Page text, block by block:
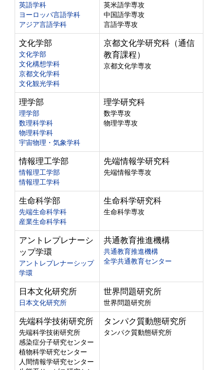
英語学科
ヨーロッパ言語学科
アジア言語学科
英米語学専攻
中国語学専攻
言語学専攻
文化学部
文化学部
文化構想学科
京都文化学科
文化観光学科
京都文化学研究科（通信
教育課程）
京都文化学専攻
理学部
理学部
数理科学科
物理科学科
宇宙物理・気象学科
理学研究科
数学専攻
物理学専攻
情報理工学部
情報理工学部
情報理工学科
先端情報学研究科
先端情報学専攻
生命科学部
先端生命科学科
産業生命科学科
生命科学研究科
生命科学専攻
アントレプレナーシ
ップ学環
アントレプレナーシップ
学環
共通教育推進機構
共通教育推進機構
全学共通教育センター
日本文化研究所
日本文化研究所
世界問題研究所
世界問題研究所
先端科学技術研究所
先端科学技術研究所
感染症分子研究センター
植物科学研究センター
人間情報学研究センター
タンパク質動態研究所
タンパク質動態研究所